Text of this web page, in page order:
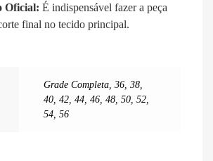
Oficial: É indispensável fazer a peça
final no tecido principal.
Grade Completa 36 38
40 42 44 46 48 50 52
54 56